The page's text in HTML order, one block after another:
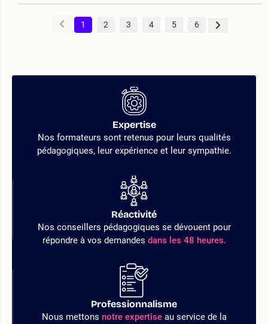
1 2 3 4 5 6
Expertise
Nos formateurs sont retenus pour leurs qualités
pédagogiques, leur expérience et leur sympathie.
Réactivité
Nos conseillers pédagogiques se dévouent pour
répondre à vos demandes dans les 48 heures.
Professionnalisme
Nous mettons notre expertiseau service de la